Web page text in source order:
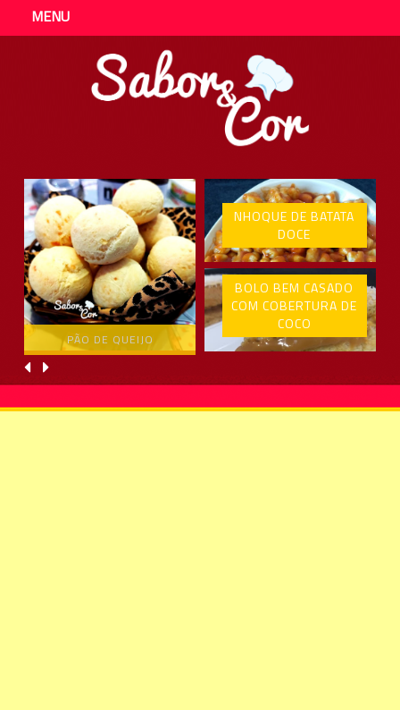
MENU
PÃO DE QUEIJO
NHOQUE DE BATATA
DOCE
BOLO BEM CASADO
COM COBERTURA DE
COCO